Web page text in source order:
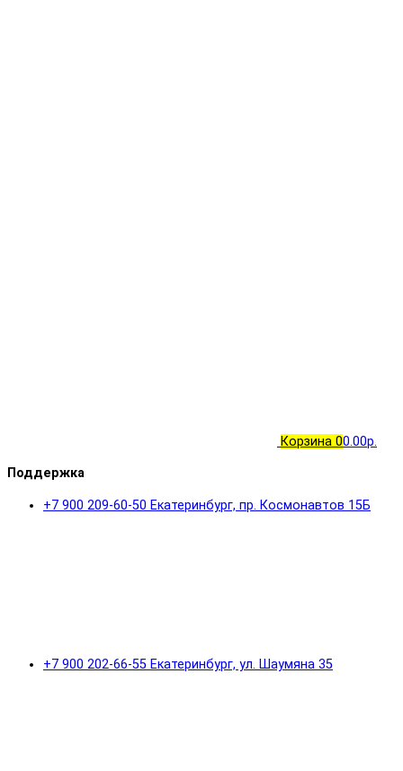
Корзина 00.00р.
Поддержка
+7 900 209-60-50 Екатеринбург, пр. Космонавтов 15Б
+7 900 202-66-55 Екатеринбург, ул. Шаумяна 35